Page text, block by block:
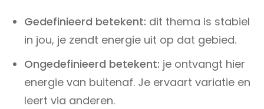
Gedefinieerd betekent: dit thema is stabiel
in jou, je zendt energie uit op dat gebied.
Ongedefinieerd betekent: je ontvangt hier
energie van buitenaf. Je ervaart variatie en
leert via anderen.